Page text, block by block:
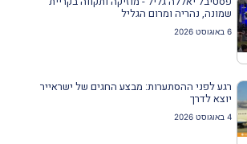
שמונה, נהריה ומרום הגליל
6 באוגוסט 2026
רגע לפני ההסתערות: מבצע החגים של ישראייר
יוצא לדרך
4 באוגוסט 2026